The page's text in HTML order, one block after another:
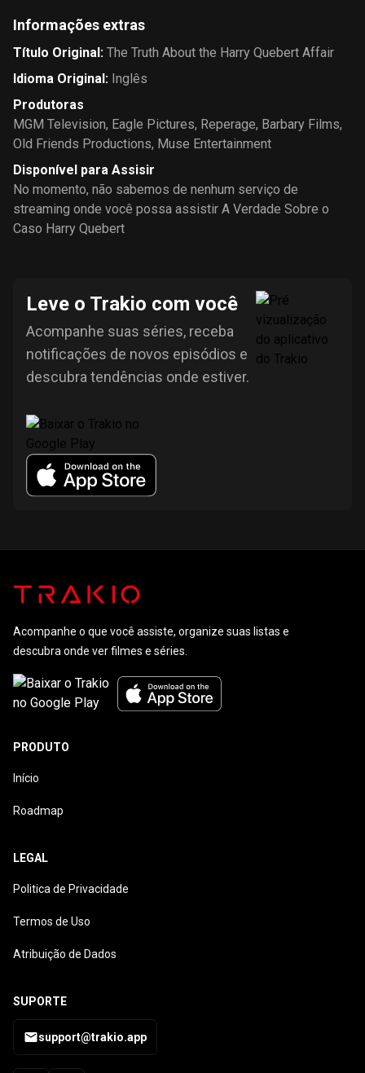
Informações extras
Título Original: The Truth About the Harry Quebert Affair
Idioma Original: Inglês
Produtoras
MGM Television, Eagle Pictures, Reperage, Barbary Films,
Old Friends Productions, Muse Entertainment
Disponível para Assisir
No momento, não sabemos de nenhum serviço de
streaming onde você possa assistir A Verdade Sobre o
Caso Harry Quebert
Leve o Trakio com você
Acompanhe suas séries, receba
notificações de novos episódios e
descubra tendências onde estiver.
Acompanhe o que você assiste, organize suas listas e
descubra onde ver filmes e séries.
PRODUTO
Início
Roadmap
LEGAL
Politica de Privacidade
Termos de Uso
Atribuição de Dados
SUPORTE
support@trakio.app